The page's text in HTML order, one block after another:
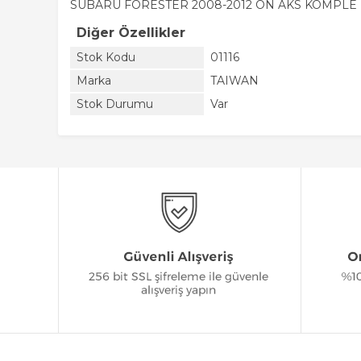
SUBARU FORESTER 2008-2012 ÖN AKS
Diğer Özellikler
Stok Kodu
01116
Marka
TAIWAN
Stok Durumu
Var